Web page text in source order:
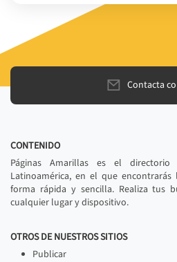
Contacta
CONTENIDO
Páginas Amarillas es el
Latinoamérica, en el que
forma rápida y sencilla. Realiza tus
cualquier lugar y dispositivo.
OTROS DE NUESTROS SITIOS
Publicar